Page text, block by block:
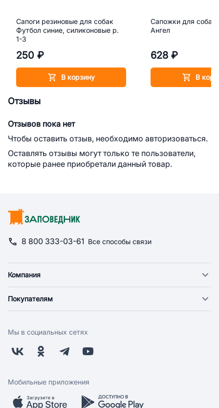
Сапоги резиновые для собак
Футбол синие, силиконовые р.
1-3
250 ₽
В корзину
Сапожки для собак
Ангел
628 ₽
В
Отзывы
Отзывов пока нет
Чтобы оставить отзыв, необходимо авторизоваться.
Оставлять отзывы могут только те пользователи,
которые ранее приобретали данный товар.
8 800 333-03-61 Все способы связи
Компания
Новости
Поставщикам
Заводчикам
Обратная связь
Покупателям
Оплата
Бонусная программа
Скидки и акции
Мобильное приложение
Мы в социальных сетях
Мобильные приложения